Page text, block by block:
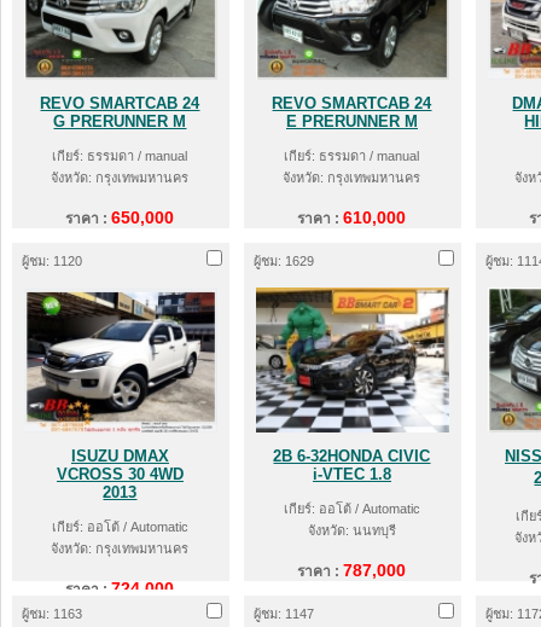
REVO SMARTCAB 24
G PRERUNNER M
เกียร์: ธรรมดา / manual
จังหวัด: กรุงเทพมหานคร
ราคา :650,000
REVO SMARTCAB 24
E PRERUNNER M
เกียร์: ธรรมดา / manual
จังหวัด: กรุงเทพมหานคร
ราคา :610,000
จังห
ผู้ชม: 1120
ISUZU DMAX
VCROSS 30 4WD
2013
เกียร์: ออโต้ / Automatic
จังหวัด: กรุงเทพมหานคร
ราคา :724,000
ผู้ชม: 1629
2B 6-32HONDA CIVIC
i-VTEC 1.8
เกียร์: ออโต้ / Automatic
จังหวัด: นนทบุรี
ราคา :787,000
ผู้ชม:
เกี
จังห
ผู้ชม: 1163 ผู้ชม: 1147 ผู้ชม: